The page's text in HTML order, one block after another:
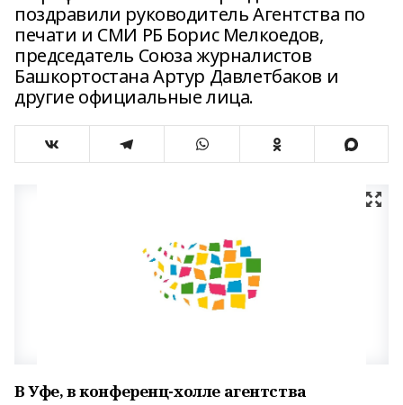
поздравили руководитель Агентства по
печати и СМИ РБ Борис Мелкоедов,
председатель Союза журналистов
Башкортостана Артур Давлетбаков и
другие официальные лица.
В Уфе, в конференц-холле агентства